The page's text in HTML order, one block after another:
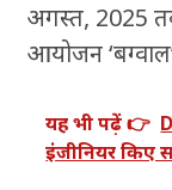
अगस्त, 2025
आयोजन
यह भी पढ़ें 👉
इंजीनियर किए